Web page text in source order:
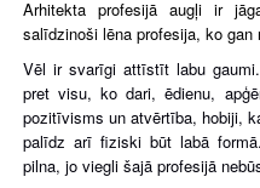
Arhitekta profesijā augļi ir
salīdzinoši lēna profesija, ko
Vēl ir svarīgi attīstīt labu
pret visu, ko dari, ēdienu,
pozitīvisms un atvērtība, hobiji,
palīdz arī fiziski būt labā
pilna, jo viegli šajā profesijā